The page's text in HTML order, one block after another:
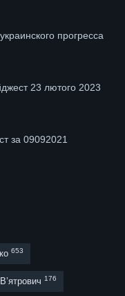
прогресса
23 лютого 2023
за 09092021
653
176